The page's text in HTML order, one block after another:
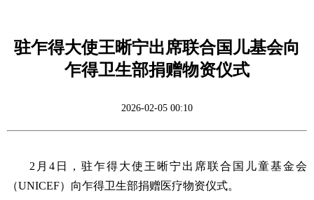
驻乍得大使王晰宁出席联合国儿基会向
乍得卫生部捐赠物资仪式
2026-02-05 00:10
2月4日，驻乍得大使王晰宁出席联合国儿童基金会
（UNICEF）向乍得卫生部捐赠医疗物资仪式。